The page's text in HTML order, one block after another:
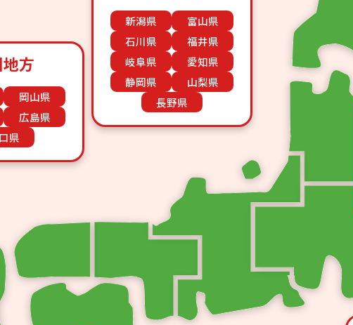
新潟県
富山県
石川県
福井県
岐阜県
愛知県
静岡県
山梨県
長野県
方
岡山県
広島県
県